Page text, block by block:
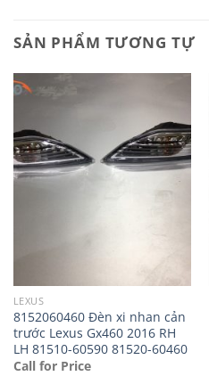
SẢN PHẨM TƯƠNG TỰ
LEXUS
8152060460 Đèn xi nhan cản
trước Lexus Gx460 2016 RH
LH 81510-60590 81520-60460
Call for Price